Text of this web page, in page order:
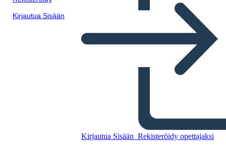
Kirjautua Sisään
Kirjautua Sisään Rekisteröidy opettajaksi
Kopioi tämä kuvakäsikirjoitus
LUO KUVAKÄSIKIRJOITUS